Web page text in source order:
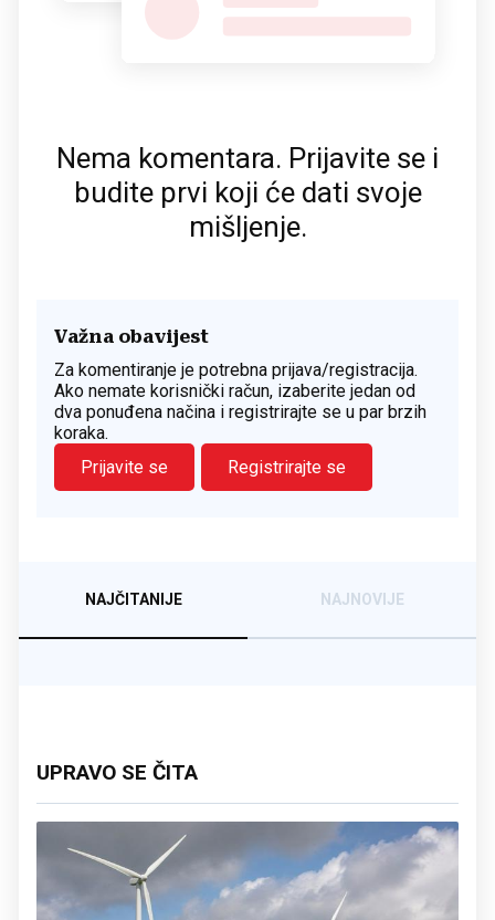
Nema komentara. Prijavite se i
budite prvi koji će dati svoje
mišljenje.
Važna obavijest
Za komentiranje je potrebna prijava/registracija.
Ako nemate korisnički račun, izaberite jedan od
dva ponuđena načina i registrirajte se u par brzih
koraka.
Prijavite se
Registrirajte se
NAJČITANIJE NAJNOVIJE
UPRAVO SE ČITA